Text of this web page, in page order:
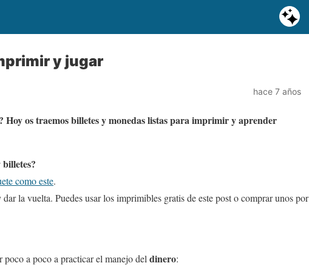
y jugar
hace 7 años
Hoy os traemos billetes y monedas listas para imprimir y aprender
como este.
la vuelta. Puedes usar los imprimibles gratis de este post o comprar unos por
poco a poco a practicar el manejo del dinero: